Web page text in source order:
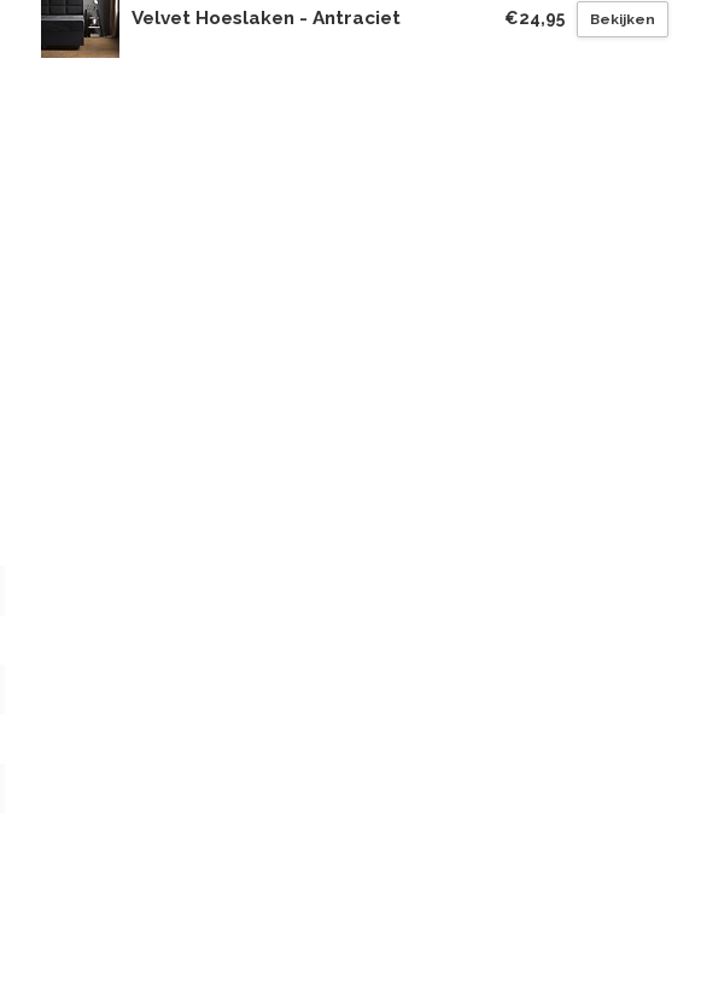
Velvet Hoeslaken - Antraciet €24,95 Bekijken